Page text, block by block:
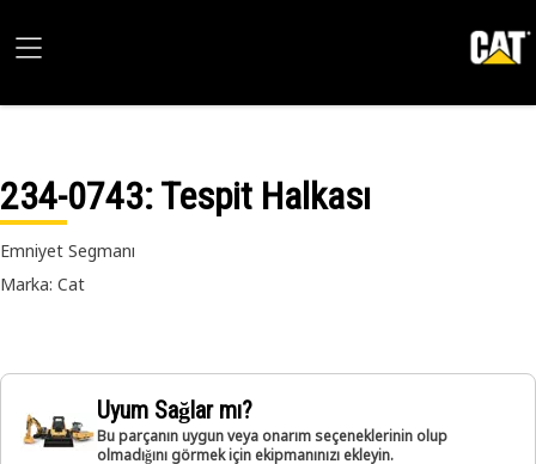
234-0743: Tespit Halkası
Emniyet Segmanı
Marka: Cat
Uyum Sağlar mı?
Bu parçanın uygun veya onarım seçeneklerinin olup
olmadığını görmek için ekipmanınızı ekleyin.